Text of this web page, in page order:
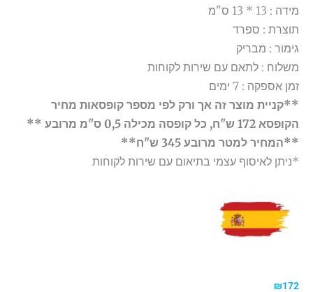
מידה : 13 * 13 ס"מ
תוצרת : ספרד
גימור : מבריק
משלוח : לתאם עם שירות לקוחות
זמן אספקה : 7 ימים
**קניית מוצר זה אך ורק לפי מספר קופסאות מחיר
הקופסא 172 ש"ח, כל קופסה מכילה 0,5 ס"מ מרובע **
**המחיר למטר מרובע 345 ש"ח**
*ניתן לאיסוף עצמי בתיאום עם שירות לקוחות
₪172